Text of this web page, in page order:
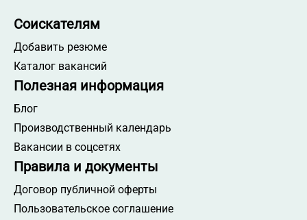
Соискателям
Добавить резюме
Каталог вакансий
Полезная информация
Блог
Производственный календарь
Вакансии в соцсетях
Правила и документы
Договор публичной оферты
Пользовательское соглашение